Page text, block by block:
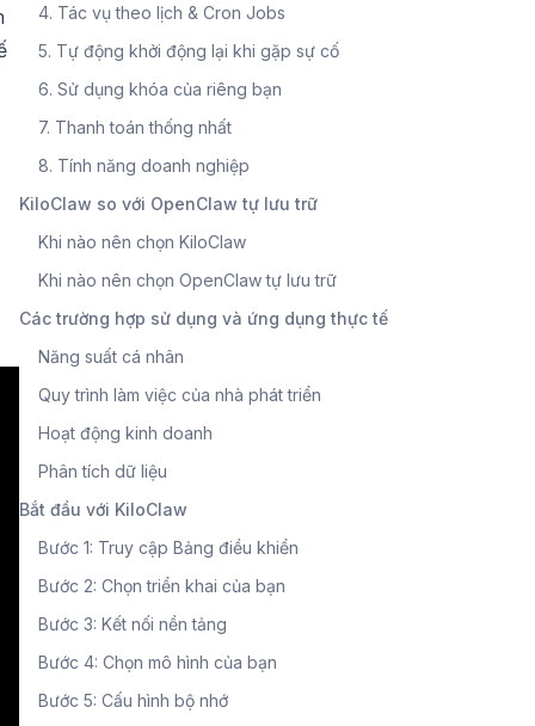
4. Tác vụ theo lịch & Cron Jobs
5. Tự động khởi động lại khi gặp sự cố
6. Sử dụng khóa của riêng bạn
7. Thanh toán thống nhất
8. Tính năng doanh nghiệp
KiloClaw so với OpenClaw tự lưu trữ
Khi nào nên chọn KiloClaw
Khi nào nên chọn OpenClaw tự lưu trữ
Các trường hợp sử dụng và ứng dụng thực tế
Năng suất cá nhân
Quy trình làm việc của nhà phát triển
Hoạt động kinh doanh
Phân tích dữ liệu
Bắt đầu với KiloClaw
Bước 1: Truy cập Bảng điều khiển
Bước 2: Chọn triển khai của bạn
Bước 3: Kết nối nền tảng
Bước 4: Chọn mô hình của bạn
Bước 5: Cấu hình bộ nhớ